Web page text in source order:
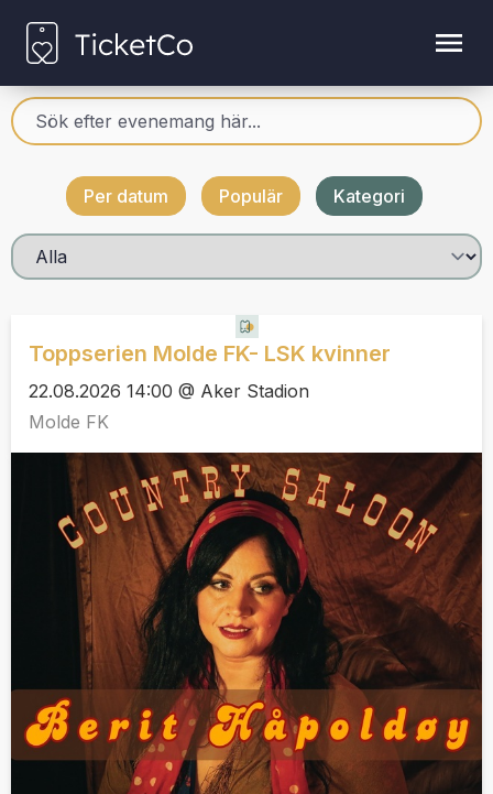
Per datum Populär Kategori
Toppserien Molde FK- LSK kvinner
22.08.2026 14:00 @ Aker Stadion
Molde FK